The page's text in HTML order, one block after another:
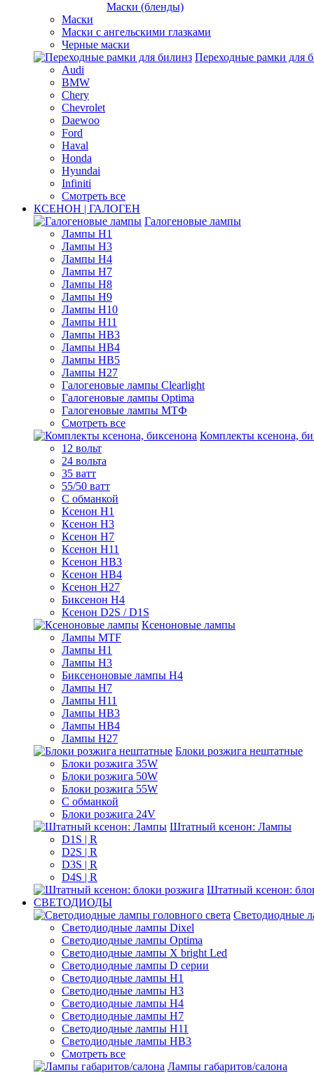
Маски (бленды)
Маски
Маски с ангельскими глазками
Черные маски
Переходные рамки для
Audi
BMW
Chery
Chevrolet
Daewoo
Ford
Haval
Honda
Hyundai
Infiniti
Смотреть все
КСЕНОН | ГАЛОГЕН
Галогеновые лампы
Лампы H1
Лампы H3
Лампы H4
Лампы H7
Лампы H8
Лампы H9
Лампы H10
Лампы H11
Лампы HB3
Лампы HB4
Лампы HB5
Лампы H27
Галогеновые лампы Clearlight
Галогеновые лампы Optima
Галогеновые лампы МТФ
Смотреть все
Комплекты ксенона,
12 вольт
24 вольта
35 ватт
55/50 ватт
С обманкой
Ксенон H1
Ксенон H3
Ксенон H7
Ксенон H11
Ксенон HB3
Ксенон HB4
Ксенон H27
Биксенон H4
Ксенон D2S / D1S
Ксеноновые лампы
Лампы MTF
Лампы H1
Лампы H3
Биксеноновые лампы H4
Лампы H7
Лампы H11
Лампы HB3
Лампы HB4
Лампы H27
Блоки розжига нештатные
Блоки розжига 35W
Блоки розжига 50W
Блоки розжига 55W
С обманкой
Блоки розжига 24V
Штатный ксенон: Лампы
D1S | R
D2S | R
D3S | R
D4S | R
Штатный ксенон:
СВЕТОДИОДЫ
Светодиодные
Светодиодные лампы Dixel
Светодиодные лампы Optima
Светодиодные лампы X bright Led
Светодиодные лампы D серии
Светодиодные лампы H1
Светодиодные лампы H3
Светодиодные лампы H4
Светодиодные лампы H7
Светодиодные лампы H11
Светодиодные лампы HB3
Смотреть все
Лампы габаритов/салона